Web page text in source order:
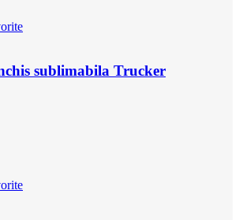
sublimabila Trucker